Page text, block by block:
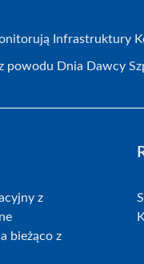
Infrastruktury
powodu Dnia Dawcy
z
bieżąco z